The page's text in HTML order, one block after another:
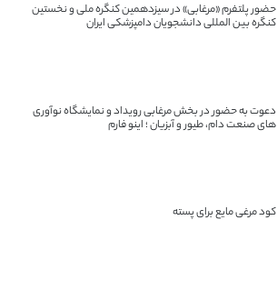
حضور پلتفرم «مرغابی» در سیزدهمین کنگره ملی و نخستین
کنگره بین ‌المللی دانشجویان دامپزشکی ایران
دعوت به حضور در بخش مرغابی رویداد و نمایشگاه نوآوری
های صنعت دام، طیور و آبزیان ؛ اینو فارم
کود مرغی مایع برای پسته